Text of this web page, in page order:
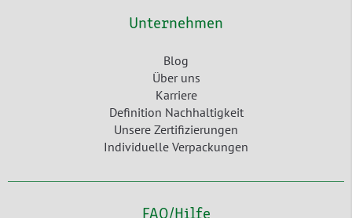
Unternehmen
Blog
Über uns
Karriere
Definition Nachhaltigkeit
Unsere Zertifizierungen
Individuelle Verpackungen
FAQ/Hilfe